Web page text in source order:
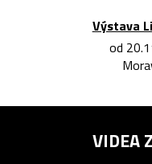
Výstava
od
VIDEA Z